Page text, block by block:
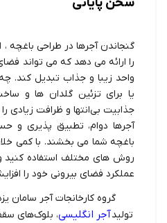
گنجاندن آجرها در طراحی باغچه ،
را ارائه می دهد که می تواند
واحد زیبا و جذاب تبدیل کند.
یا برای تزئین گلدان ها و
جذابیت بی‌انتها و ظرافت زیادی
آجرها دوام، تطبیق پذیری و
باغچه شما می بخشند. با کمی
روش های مختلف استفاده کنید
عملکرد فضای بیرونی خود را
تولیدآجر انگلیسی، بلوک‌های